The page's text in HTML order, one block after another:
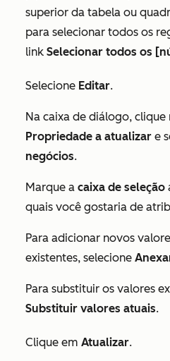
superior da tabela ou
para selecionar todos os
link Selecionar todos os
Selecione Editar.
Na caixa de diálogo, clique
Propriedade a atualizar e
negócios.
Marque a caixa de seleção
quais você gostaria de
Para adicionar novos
existentes, selecione
Para substituir os valores
Substituir valores atuais.
Clique em Atualizar.